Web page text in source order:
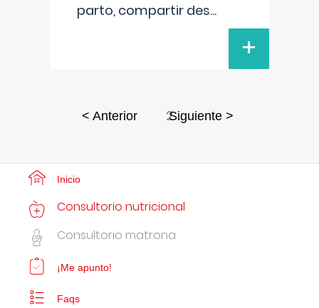
parto, compartir des...
+
< Anterior 2Siguiente >
Inicio
Consultorio nutricional
Consultorio matrona
¡Me apunto!
Faqs